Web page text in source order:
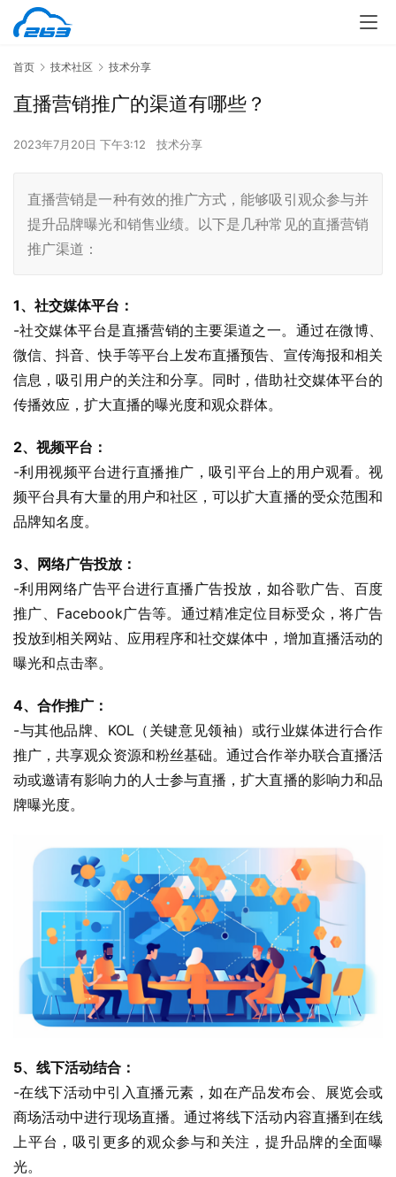
首页 技术社区 技术分享
直播营销推广的渠道有哪些？
2023年7月20日 下午3:12 技术分享
直播营销是一种有效的推广方式，能够吸引观众参与并
提升品牌曝光和销售业绩。以下是几种常见的直播营销
推广渠道：
1、社交媒体平台：
-社交媒体平台是直播营销的主要渠道之一。通过在微博、
微信、抖音、快手等平台上发布直播预告、宣传海报和相关
信息，吸引用户的关注和分享。同时，借助社交媒体平台的
传播效应，扩大直播的曝光度和观众群体。
2、视频平台：
-利用视频平台进行直播推广，吸引平台上的用户观看。视
频平台具有大量的用户和社区，可以扩大直播的受众范围和
品牌知名度。
3、网络广告投放：
-利用网络广告平台进行直播广告投放，如谷歌广告、百度
推广、Facebook广告等。通过精准定位目标受众，将广告
投放到相关网站、应用程序和社交媒体中，增加直播活动的
曝光和点击率。
4、合作推广：
-与其他品牌、KOL（关键意见领袖）或行业媒体进行合作
推广，共享观众资源和粉丝基础。通过合作举办联合直播活
动或邀请有影响力的人士参与直播，扩大直播的影响力和品
牌曝光度。
5、线下活动结合：
-在线下活动中引入直播元素，如在产品发布会、展览会或
商场活动中进行现场直播。通过将线下活动内容直播到在线
上平台，吸引更多的观众参与和关注，提升品牌的全面曝
光。